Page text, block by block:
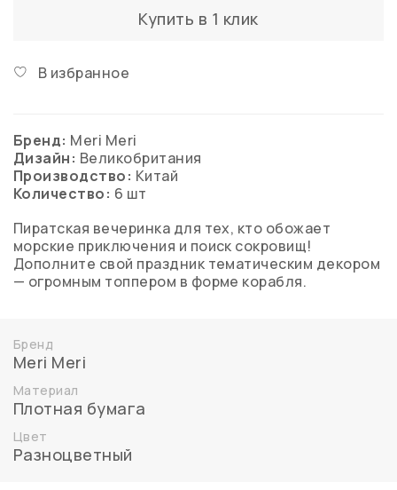
Купить в 1 клик
В избранное
Бренд: Meri Meri
Дизайн: Великобритания
Производство: Китай
Количество: 6 шт
Пиратская вечеринка для тех, кто обожает
морские приключения и поиск сокровищ!
Дополните свой праздник тематическим декором
— огромным топпером в форме корабля.
Бренд
Meri Meri
Материал
Плотная бумага
Цвет
Разноцветный